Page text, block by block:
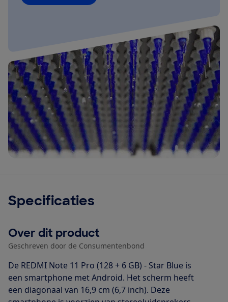
Specificaties
Over dit product
Geschreven door de Consumentenbond
De REDMI Note 11 Pro (128 + 6 GB) - Star Blue is
een smartphone met Android. Het scherm heeft
een diagonaal van 16,9 cm (6,7 inch). Deze